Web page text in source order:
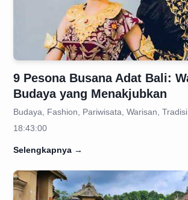
9 Pesona Busana Adat Bali:
Budaya yang Menakjubkan
Budaya, Fashion, Pariwisata, Warisan,
18:43:00
Selengkapnya →